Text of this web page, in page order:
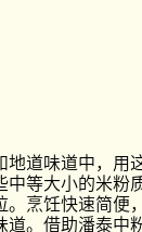
道味道中，用
等大小的米粉
烹饪快速简便
。借助潘泰中